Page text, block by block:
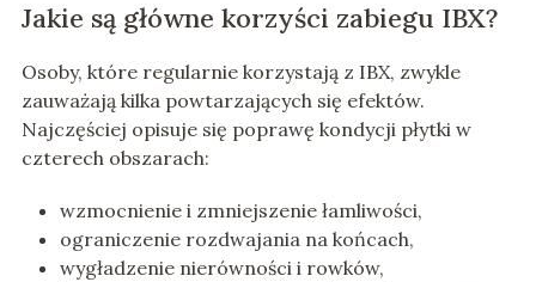
Jakie są główne korzyści zabiegu IBX?
Osoby, które regularnie korzystają z IBX, zwykle
zauważają kilka powtarzających się efektów.
Najczęściej opisuje się poprawę kondycji płytki w
czterech obszarach:
wzmocnienie i zmniejszenie łamliwości,
ograniczenie rozdwajania na końcach,
wygładzenie nierówności i rowków,